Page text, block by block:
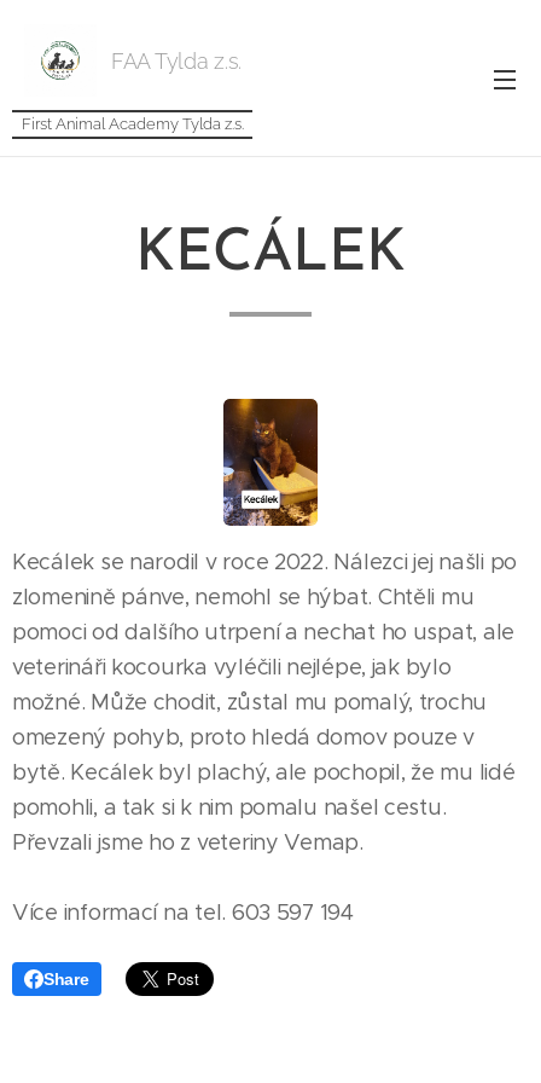
FAA Tylda z.s.
First Animal Academy Tylda z.s.
KECÁLEK
Kecálek se narodil v roce 2022. Nálezci jej našli po
zlomenině pánve, nemohl se hýbat. Chtěli mu
pomoci od dalšího utrpení a nechat ho uspat, ale
veterináři kocourka vyléčili nejlépe, jak bylo
možné. Může chodit, zůstal mu pomalý, trochu
omezený pohyb, proto hledá domov pouze v
bytě. Kecálek byl plachý, ale pochopil, že mu lidé
pomohli, a tak si k nim pomalu našel cestu.
Převzali jsme ho z veteriny Vemap.
Více informací na tel. 603 597 194
Share